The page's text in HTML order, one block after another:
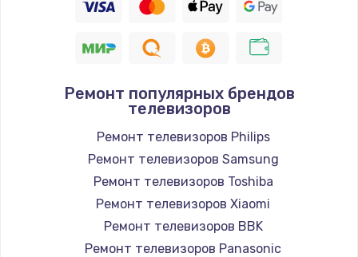
Восстановление цепи питания, пайка
Заказать
Программный ремонт/прошивка
Замена Bluetooth/Wi-Fi модуля
Заказать
Ремонт популярных брендов
телевизоров
Ремонт телевизоров Philips
Ремонт телевизоров Samsung
Ремонт телевизоров Toshiba
Ремонт телевизоров Xiaomi
Ремонт телевизоров BBK
Ремонт телевизоров Panasonic